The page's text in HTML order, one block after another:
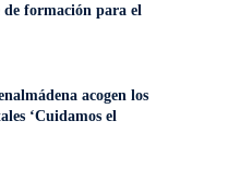
de formación para el
acogen los
‘Cuidamos el